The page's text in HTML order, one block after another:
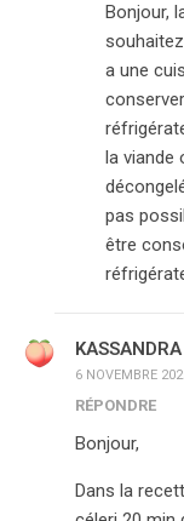
Bonjour,
a une
la viande
pas
être
KASSANDRA
6 NOVEMBRE
RÉPONDRE
Bonjour,
Dans la